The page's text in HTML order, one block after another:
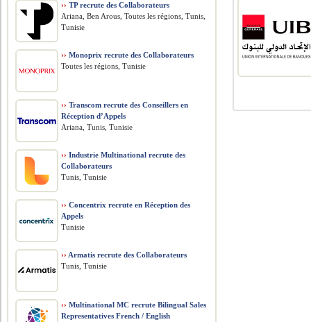
›› TP recrute des Collaborateurs
Ariana, Ben Arous, Toutes les régions, Tunis,
Tunisie
›› Monoprix recrute des Collaborateurs
Toutes les régions, Tunisie
›› Transcom recrute des Conseillers en
Réception d’Appels
Ariana, Tunis, Tunisie
›› Industrie Multinational recrute des
Collaborateurs
Tunis, Tunisie
›› Concentrix recrute en Réception des
Appels
Tunisie
›› Armatis recrute des Collaborateurs
Tunis, Tunisie
›› Multinational MC recrute Bilingual Sales
Representatives French / English